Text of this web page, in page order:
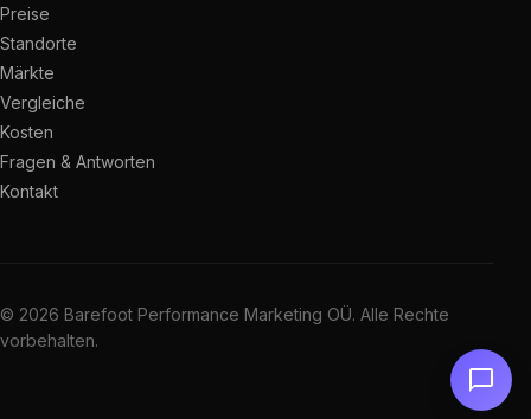
Preise
Standorte
Märkte
Vergleiche
Kosten
Fragen & Antworten
Kontakt
© 2026 Barefoot Performance Marketing OÜ. Alle Rechte
vorbehalten.